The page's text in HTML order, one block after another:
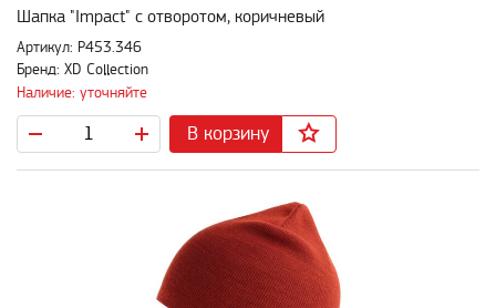
Шапка "Impact" с отворотом, коричневый
Артикул: P453.346
Бренд: XD Collection
Наличие: уточняйте
В корзину